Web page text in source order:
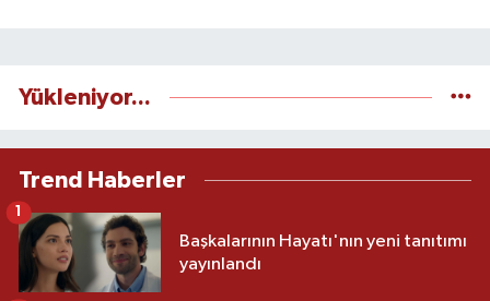
Yükleniyor...
Trend Haberler
Başkalarının Hayatı'nın yeni tanıtımı
yayınlandı